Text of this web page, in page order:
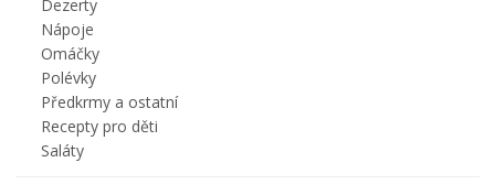
Dezerty
Nápoje
Omáčky
Polévky
Předkrmy a ostatní
Recepty pro děti
Saláty